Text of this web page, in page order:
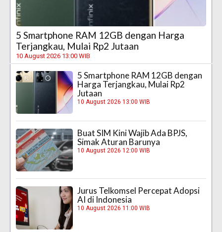
5 Smartphone RAM 12GB dengan Harga
Terjangkau, Mulai Rp2 Jutaan
10 August 2026 13:00 WIB
5 Smartphone RAM 12GB dengan
Harga Terjangkau, Mulai Rp2
Jutaan
10 August 2026 13:00 WIB
Buat SIM Kini Wajib Ada BPJS,
Simak Aturan Barunya
10 August 2026 12:00 WIB
Jurus Telkomsel Percepat Adopsi
AI di Indonesia
10 August 2026 11:00 WIB